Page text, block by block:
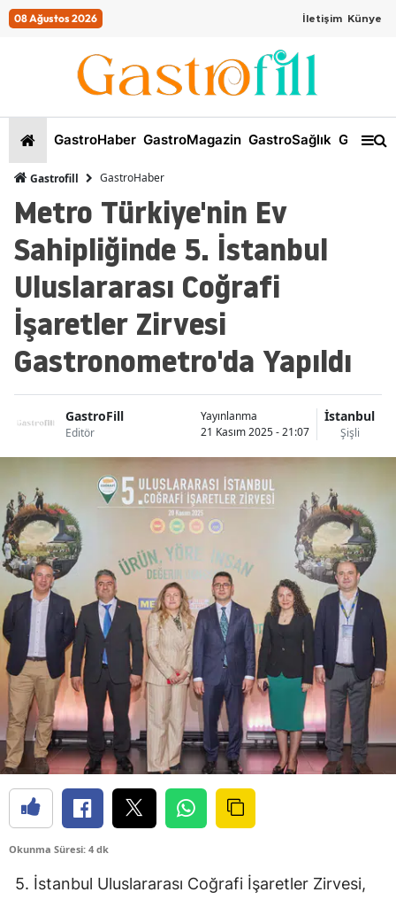
08 Ağustos 2026 İletişim Künye
GastroHaber GastroMagazin GastroSağlık
Gastrofill GastroHaber
Metro Türkiye'nin Ev
Sahipliğinde 5. İstanbul
Uluslararası Coğrafi
İşaretler Zirvesi
Gastronometro'da Yapıldı
GastroFill
Editör
Yayınlanma
21 Kasım 2025 - 21:07
İstanbul
Şişli
Okunma Süresi: 4 dk
5. İstanbul Uluslararası Coğrafi İşaretler Zirvesi,